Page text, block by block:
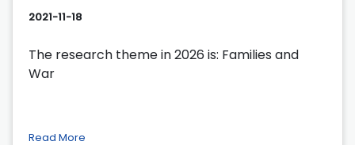
2021-11-18
The research theme in 2026 is: Families and
War
Read More